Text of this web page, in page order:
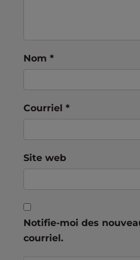
Nom *
Courriel *
Site web
Notifie-moi des
courriel.